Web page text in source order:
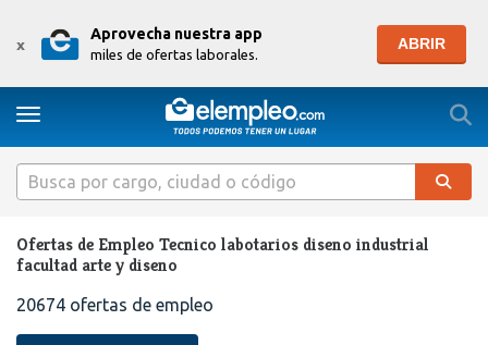
x
Aprovecha nuestra app
miles de ofertas laborales.
ABRIR
Toggle navigation
Ofertas de Empleo Tecnico labotarios diseno industrial
facultad arte y diseno
20674 ofertas de empleo